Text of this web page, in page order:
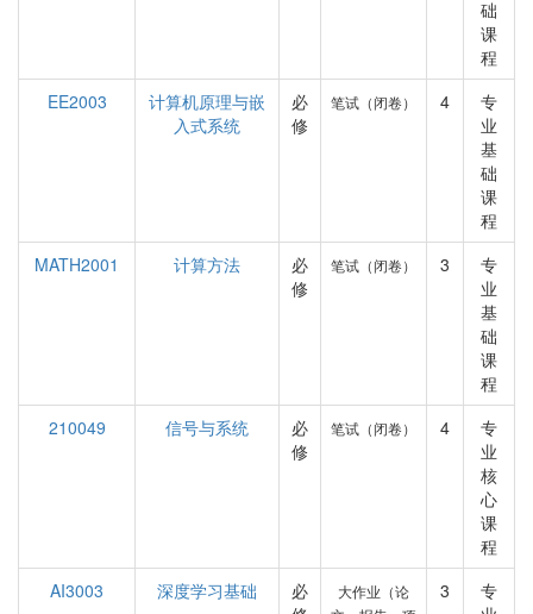
础
课
程
EE2003
计算机原理与嵌
入式系统
必
修
笔试（闭卷） 4
专
业
基
础
课
程
MATH2001
计算方法
必
修
笔试（闭卷） 3
专
业
基
础
课
程
210049
信号与系统
必
修
笔试（闭卷） 4
专
业
核
心
课
程
AI3003
深度学习基础
必
大作业（论
3
专